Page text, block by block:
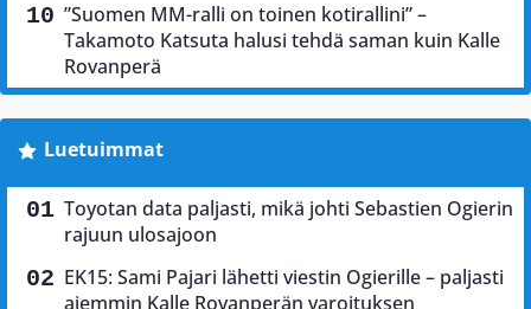
”Suomen MM-ralli on toinen kotirallini” –
Takamoto Katsuta halusi tehdä saman kuin Kalle
Rovanperä
Luetuimmat
Toyotan data paljasti, mikä johti Sebastien Ogierin
rajuun ulosajoon
EK15: Sami Pajari lähetti viestin Ogierille – paljasti
aiemmin Kalle Rovanperän varoituksen